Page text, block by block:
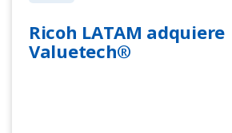
Ricoh LATAM adquiere
Valuetech®